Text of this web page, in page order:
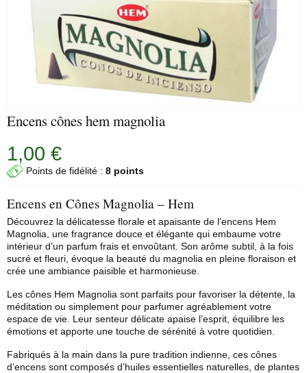
Encens cônes hem magnolia
1,00 €
Points de fidélité : 8 points
Encens en Cônes Magnolia – Hem
Découvrez la délicatesse florale et apaisante de l’encens Hem
Magnolia, une fragrance douce et élégante qui embaume votre
intérieur d’un parfum frais et envoûtant. Son arôme subtil, à la fois
sucré et fleuri, évoque la beauté du magnolia en pleine floraison et
crée une ambiance paisible et harmonieuse.
Les cônes Hem Magnolia sont parfaits pour favoriser la détente, la
méditation ou simplement pour parfumer agréablement votre
espace de vie. Leur senteur délicate apaise l’esprit, équilibre les
émotions et apporte une touche de sérénité à votre quotidien.
Fabriqués à la main dans la pure tradition indienne, ces cônes
d’encens sont composés d’huiles essentielles naturelles, de plantes